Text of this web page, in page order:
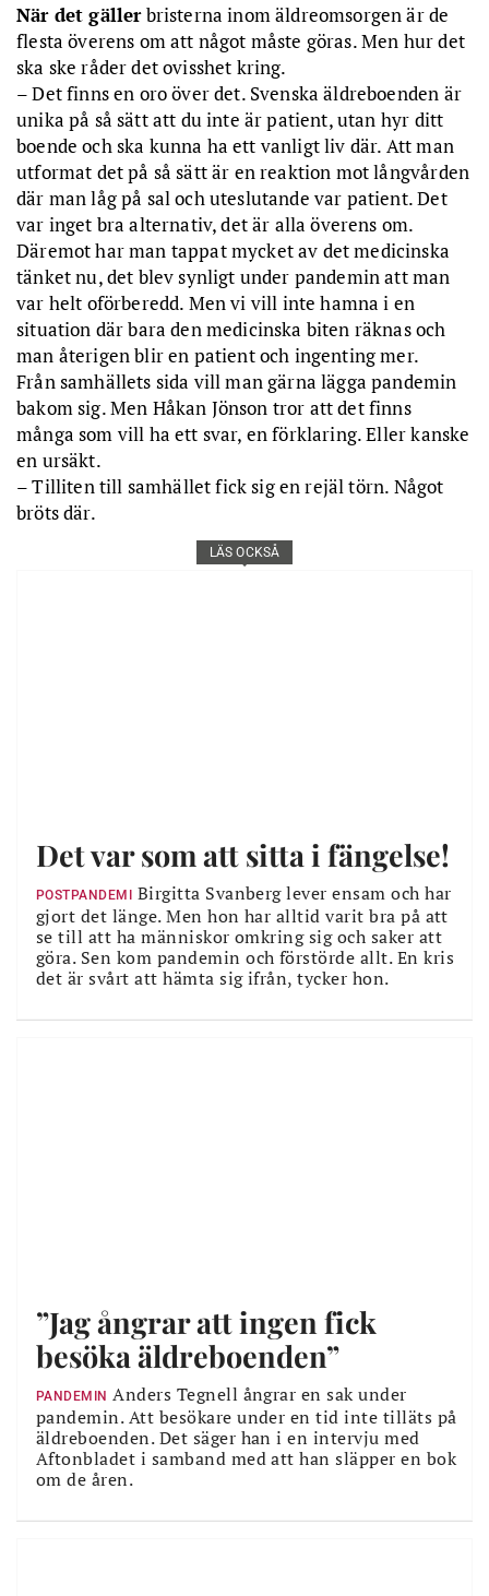
När det gällerbristerna inom äldreomsorgen är de
flesta överens om att något måste göras. Men hur det
ska ske råder det ovisshet kring.
– Det finns en oro över det. Svenska äldreboenden är
unika på så sätt att du inte är patient, utan hyr ditt
boende och ska kunna ha ett vanligt liv där. Att man
utformat det på så sätt är en reaktion mot långvården
där man låg på sal och uteslutande var patient. Det
var inget bra alternativ, det är alla överens om.
Däremot har man tappat mycket av det medicinska
tänket nu, det blev synligt under pandemin att man
var helt oförberedd. Men vi vill inte hamna i en
situation där bara den medicinska biten räknas och
man återigen blir en patient och ingenting mer.
Från samhällets sida vill man gärna lägga pandemin
bakom sig. Men Håkan Jönson tror att det finns
många som vill ha ett svar, en förklaring. Eller kanske
en ursäkt.
– Tilliten till samhället fick sig en rejäl törn. Något
bröts där.
LÄS OCKSÅ
Det var som att sitta i fängelse!
POSTPANDEMI Birgitta Svanberg lever ensam och har
gjort det länge. Men hon har alltid varit bra på att
se till att ha människor omkring sig och saker att
göra. Sen kom pandemin och förstörde allt. En kris
det är svårt att hämta sig ifrån, tycker hon.
”Jag ångrar att ingen fick
besöka äldreboenden”
PANDEMIN Anders Tegnell ångrar en sak under
pandemin. Att besökare under en tid inte tilläts på
äldreboenden. Det säger han i en intervju med
Aftonbladet i samband med att han släpper en bok
om de åren.